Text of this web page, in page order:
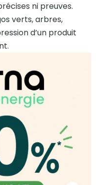
ni preuves.
verts, arbres,
d’un produit